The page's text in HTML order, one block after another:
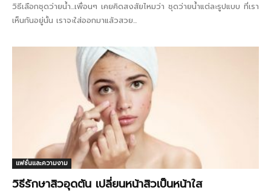
วิธีเลือกชุดว่ายน้ำ...เพื่อนๆ เคยคิดสงสัยไหมว่า ชุดว่ายน้ำแต่ละรูปแบบ ที่เรา
เห็นกันอยู่นั้น เราจะใส่ออกมาแล้วสวย...
แฟชั่นและความงาม
วิธีรักษาสิวอุดตัน เปลี่ยนหน้าสิวเป็นหน้าใส